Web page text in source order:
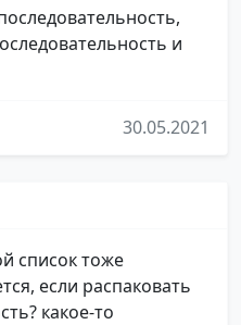
и
30.05.2021
список тоже
если распаковать
какое-то